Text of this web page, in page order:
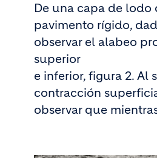
De una capa de lodo
pavimento rígido,
observar el alabeo
superior
e inferior, figura 2. Al
contracción
observar que